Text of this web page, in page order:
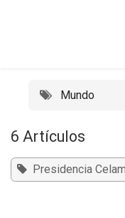
Mundo
6 Artículos
Presidencia Celam